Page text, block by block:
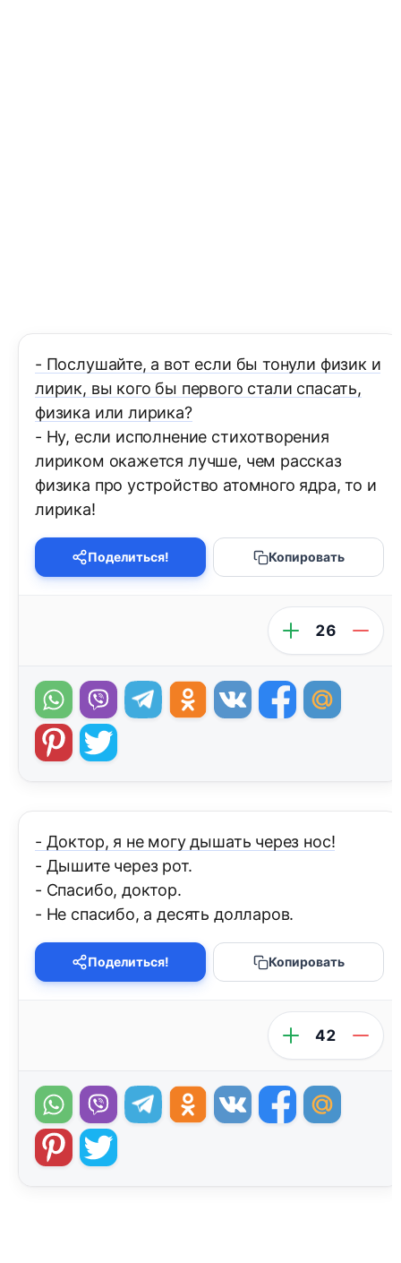
- Послушайте, а вот если бы тонули физик и
лирик, вы кого бы первого стали спасать,
физика или лирика?
- Ну, если исполнение стихотворения
лириком окажется лучше, чем рассказ
физика про устройство атомного ядра, то и
лирика!
Поделиться! Копировать
26
- Доктор, я не могу дышать через нос!
- Дышите через рот.
- Спасибо, доктор.
- Не спасибо, а десять долларов.
Поделиться! Копировать
42